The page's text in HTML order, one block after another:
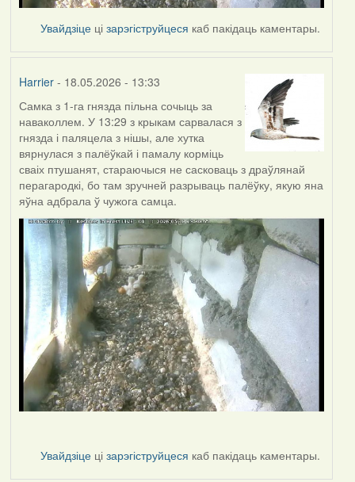
Увайдзіце цізарэгіструйцеся каб пакідаць каментары.
Harrier- 18.05.2026 - 13:33
Самка з 1-га гнязда пільна сочыць за
наваколлем. У 13:29 з крыкам сарвалася з
гнязда і паляцела з нішы, але хутка
вярнулася з палёўкай і памалу корміць
сваіх птушанят, стараючыся не сасковаць з драўлянай
перагародкі, бо там зручней разрываць палёўку, якую яна
яўна адбрала ў чужога самца.
Увайдзіце цізарэгіструйцеся каб пакідаць каментары.